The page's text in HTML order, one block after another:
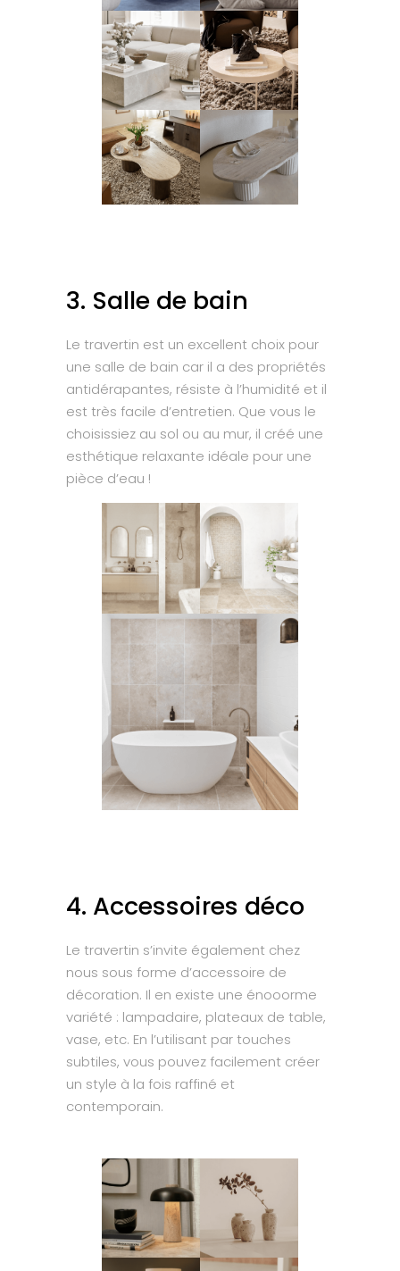
3. Salle de bain
Le travertin est un excellent choix pour
une salle de bain car il a des propriétés
antidérapantes, résiste à l’humidité et il
est très facile d’entretien. Que vous le
choisissiez au sol ou au mur, il créé une
esthétique relaxante idéale pour une
pièce d’eau !
4. Accessoires déco
Le travertin s’invite également chez
nous sous forme d’accessoire de
décoration. Il en existe une énooorme
variété : lampadaire, plateaux de table,
vase, etc. En l’utilisant par touches
subtiles, vous pouvez facilement créer
un style à la fois raffiné et
contemporain.